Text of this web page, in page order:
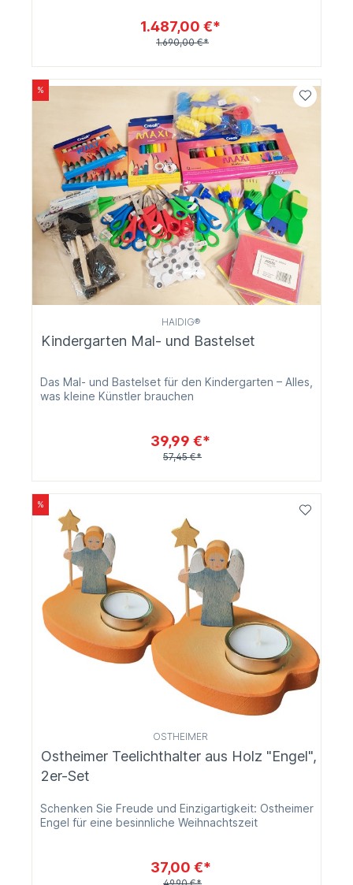
1.487,00 €*
1.690,00 €*
%
HAIDIG®
Kindergarten Mal- und Bastelset
Das Mal- und Bastelset für den Kindergarten – Alles,
was kleine Künstler brauchen
39,99 €*
57,45 €*
%
OSTHEIMER
Ostheimer Teelichthalter aus Holz "Engel",
2er-Set
Schenken Sie Freude und Einzigartigkeit: Ostheimer
Engel für eine besinnliche Weihnachtszeit
37,00 €*